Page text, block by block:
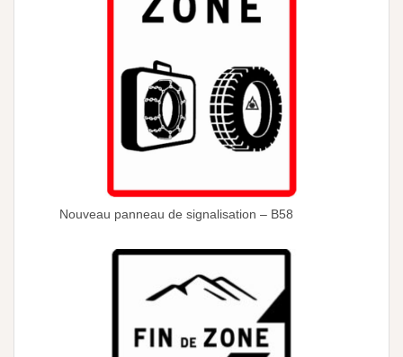
Nouveau panneau de signalisation – B58